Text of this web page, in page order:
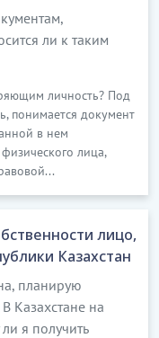
ли к таким
личность? Под
понимается документ
в нем
лица,
лицо,
Казахстан
планирую
Казахстане на
я получить